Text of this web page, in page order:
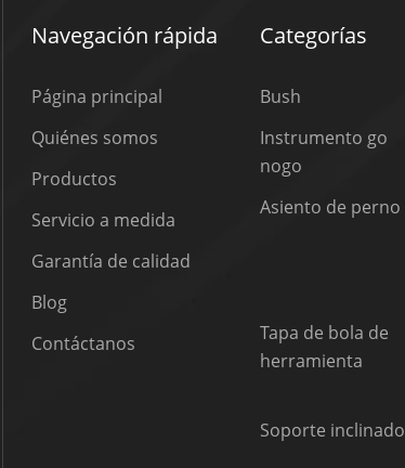
Navegación rápida
Página principal
Quiénes somos
Productos
Servicio a medida
Garantía de calidad
Blog
Contáctanos
Categorías
Bush
Instrumento go
nogo
Asiento de perno
Tapa de bola de
herramienta
Soporte inclinado